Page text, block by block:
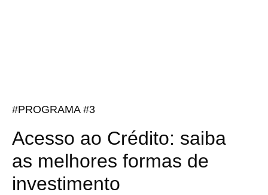
#PROGRAMA #3
Acesso ao Crédito: saiba
as melhores formas de
investimento